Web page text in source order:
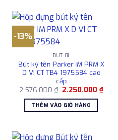
-13%
BÚT BI
Bút ký tên Parker IM PRM X
D VI CT TB4 1975584 cao
cấp
2.576.000₫ Giá
là:
2.576.000 ₫.
2.250.000₫Giá
THÊM VÀO GIỎ HÀNG